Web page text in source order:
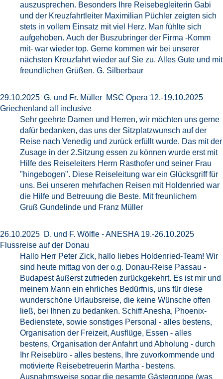
auszusprechen. Besonders Ihre Reisebegleiterin Gabi
und der Kreuzfahrtleiter Maximilian Püchler zeigten sich
stets in vollem Einsatz mit viel Herz. Man fühlte sich
aufgehoben. Auch der Buszubringer der Firma -Komm
mit- war wieder top. Gerne kommen wir bei unserer
nächsten Kreuzfahrt wieder auf Sie zu. Alles Gute und mit
freundlichen Grüßen. G. Silberbaur
29.10.2025 G. und Fr. Müller MSC Opera 12.-19.10.2025
Griechenland all inclusive
Sehr geehrte Damen und Herren, wir möchten uns gerne
dafür bedanken, das uns der Sitzplatzwunsch auf der
Reise nach Venedig und zurück erfüllt wurde. Das mit der
Zusage in der 2.Sitzung essen zu können wurde erst mit
Hilfe des Reiseleiters Herrn Rasthofer und seiner Frau
"hingebogen". Diese Reiseleitung war ein Glücksgriff für
uns. Bei unseren mehrfachen Reisen mit Holdenried war
die Hilfe und Betreuung die Beste. Mit freunlichem
Gruß Gundelinde und Franz Müller
26.10.2025 D. und F. Wölfle - ANESHA 19.-26.10.2025
Flussreise auf der Donau
Hallo Herr Peter Zick, hallo liebes Holdenried-Team! Wir
sind heute mittag von der o.g. Donau-Reise Passau -
Budapest äußerst zufrieden zurückgekehrt. Es ist mir und
meinem Mann ein ehrliches Bedürfnis, uns für diese
wunderschöne Urlaubsreise, die keine Wünsche offen
ließ, bei Ihnen zu bedanken. Schiff Anesha, Phoenix-
Bedienstete, sowie sonstiges Personal - alles bestens,
Organisation der Freizeit, Ausflüge, Essen - alles
bestens, Organisation der Anfahrt und Abholung - durch
Ihr Reisebüro - alles bestens, Ihre zuvorkommende und
motivierte Reisebetreuerin Martha - bestens.
Ausnahmsweise sogar die gesamte Gästegruppe (was